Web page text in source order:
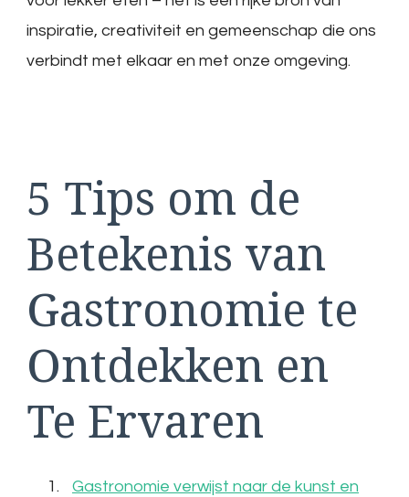
inspiratie, creativiteit en gemeenschap die ons
verbindt met elkaar en met onze omgeving.
5 Tips om de
Betekenis van
Gastronomie te
Ontdekken en
Te Ervaren
Gastronomie verwijst naar de kunst en